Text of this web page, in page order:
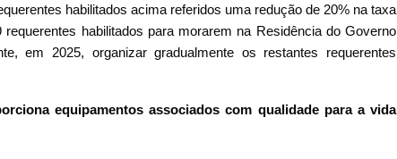
habilitados acima referidos uma redução de 20% na taxa
habilitados para morarem na Residência do Governo
em 2025, organizar gradualmente os restantes requerentes
equipamentos associados com qualidade para a vida